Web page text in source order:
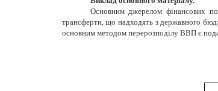
Основним джерелом фінансових
трансферти, що надходять з державного
основним методом перерозподілу ВВП є